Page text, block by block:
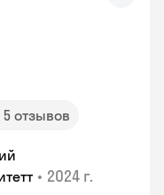
5 отзывов
• 2024 г.